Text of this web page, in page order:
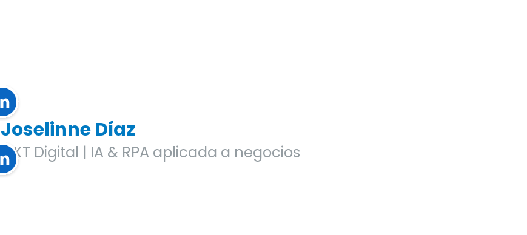
Joselinne Díaz
MKT Digital | IA & RPA aplicada a negocios